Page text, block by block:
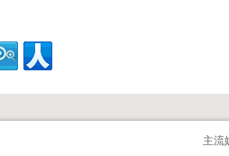
主流